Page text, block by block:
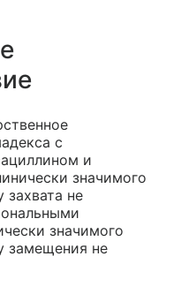
с
и
значимого
захвата не
значимого
замещения не